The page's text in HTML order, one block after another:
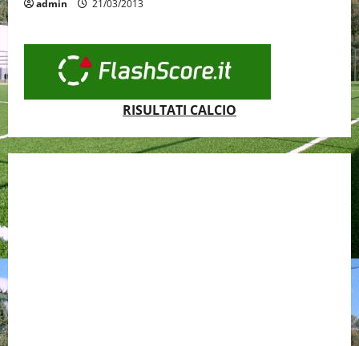
admin 21/03/2013
RISULTATI CALCIO